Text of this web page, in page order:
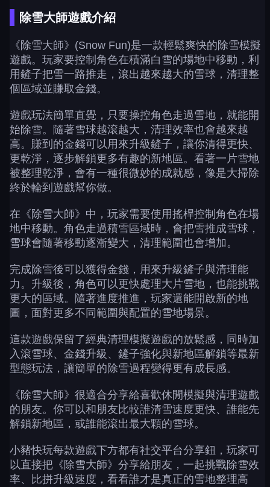
除雪大師遊戲介紹
《除雪大師》(Snow Fun)是一款輕鬆爽快的除雪模擬
遊戲。玩家要控制角色在積滿白雪的場地中移動，利
用鏟子把雪一路推走，滾出越來越大的雪球，清理整
個區域並賺取金錢。
遊戲玩法簡單直覺，只要操控角色走過雪地，就能開
始除雪。隨著雪球越滾越大，清理效率也會越來越
高。賺到的金錢可以用來升級鏟子，讓你清得更快、
更乾淨，逐步解鎖更多有趣的新地區。看著一片雪地
被整理乾淨，會有一種很微妙的成就感，像是大掃除
終於輪到遊戲幫你做。
在《除雪大師》中，玩家需要使用搖桿控制角色在場
地中移動。角色走過積雪區域時，會把雪推成雪球，
雪球會隨著移動逐漸變大，清理範圍也會增加。
完成除雪後可以獲得金錢，用來升級鏟子與清理能
力。升級後，角色可以更快處理大片雪地，也能挑戰
更大的區域。隨著進度推進，玩家還能開啟新的地
圖，面對更多不同範圍與配置的雪地場景。
這款遊戲保留了經典清理模擬遊戲的放鬆感，同時加
入滾雪球、金錢升級、鏟子強化與新地區解鎖等最新
型態玩法，讓簡單的除雪過程變得更有成長感。
《除雪大師》很適合分享給喜歡休閒模擬與清理遊戲
的朋友。你可以和朋友比較誰清雪速度更快、誰能先
解鎖新地區，或誰能滾出最大顆的雪球。
小豬快玩每款遊戲下方都有社交平台分享鈕，玩家可
以直接把《除雪大師》分享給朋友，一起挑戰除雪效
率、比拼升級速度，看看誰才是真正的雪地整理高